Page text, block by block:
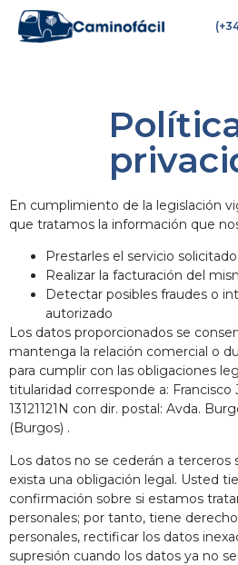
En cumplimiento de la legislación
que tratamos la información que
Prestarles el servicio solicitado
Realizar la facturación del
Detectar posibles fraudes o
autorizado
Los datos proporcionados se
mantenga la relación comercial o
para cumplir con las obligaciones
titularidad corresponde a: Francisco
13121121N con dir. postal: Avda.
(Burgos) .
Los datos no se cederán a terceros
exista una obligación legal. Usted
confirmación sobre si estamos
personales; por tanto, tiene
personales, rectificar los datos
supresión cuando los datos ya no